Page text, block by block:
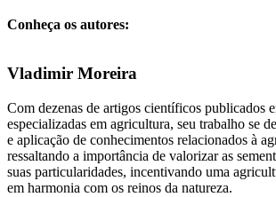
Conheça os autores:
Vladimir Moreira
Com dezenas de artigos científicos publicados
especializadas em agricultura, seu trabalho se
e aplicação de conhecimentos relacionados à
ressaltando a importância de valorizar as
suas particularidades, incentivando uma
em harmonia com os reinos da natureza.